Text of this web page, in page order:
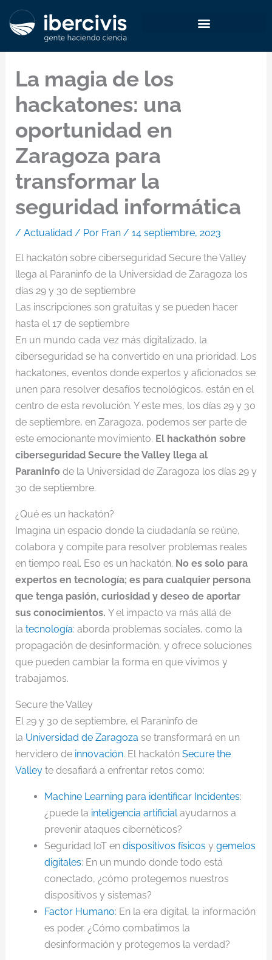
La magia de los
hackatones: una
oportunidad en
Zaragoza para
transformar la
seguridad informática
/ Actualidad / Por Fran / 14 septiembre, 2023
El hackatón sobre ciberseguridad Secure the Valley
llega al Paraninfo de la Universidad de Zaragoza los
días 29 y 30 de septiembre
Las inscripciones son gratuitas y se pueden hacer
hasta el 17 de septiembre
En un mundo cada vez más digitalizado, la
ciberseguridad se ha convertido en una prioridad. Los
hackatones, eventos donde expertos y aficionados se
unen para resolver desafíos tecnológicos, están en el
centro de esta revolución. Y este mes, los días 29 y 30
de septiembre, en Zaragoza, podemos ser parte de
este emocionante movimiento. El hackathón sobre
ciberseguridad Secure the Valley llega al
Paraninfode la Universidad de Zaragoza los días 29 y
30 de septiembre.
¿Qué es un hackatón?
Imagina un espacio donde la ciudadanía se reúne,
colabora y compite para resolver problemas reales
en tiempo real. Eso es un hackatón. No es solo para
expertos en tecnología; es para cualquier persona
que tenga pasión, curiosidad y deseo de aportar
sus conocimientos. Y el impacto va más allá de
la tecnología: aborda problemas sociales, como la
propagación de desinformación, y ofrece soluciones
que pueden cambiar la forma en que vivimos y
trabajamos.
Secure the Valley
El 29 y 30 de septiembre, el Paraninfo de
la Universidad de Zaragoza se transformará en un
hervidero de innovación. El hackatón Secure the
Valleyte desafiará a enfrentar retos como:
Machine Learning para identificar Incidentes:
¿puede la inteligencia artificialayudarnos a
prevenir ataques cibernéticos?
​Seguridad IoT en dispositivos físicos y gemelos
digitales: En un mundo donde todo está
conectado, ¿cómo protegemos nuestros
dispositivos y sistemas?
Factor Humano: En la era digital, la información
es poder. ¿Cómo combatimos la
desinformación y protegemos la verdad?